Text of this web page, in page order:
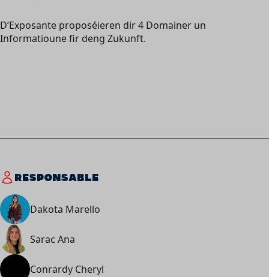
D’Exposante proposéieren dir 4 Domainer un
Informatioune fir deng Zukunft.
RESPONSABLE
Dakota Marello
Sarac Ana
Conrardy Cheryl